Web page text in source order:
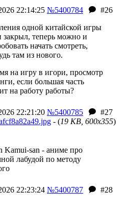
22:14:25 №5400784
#26
одной китайской игры
закрыл, теперь можно и
начать смотреть,
там из нового.
на игру в игори, просмотр
если большая часть
на работу работы?
22:21:20 №5400785
#27
- (19 KB, 600x355)
Kamui-san - аниме про
лабудой по методу
22:23:24 №5400787
#28